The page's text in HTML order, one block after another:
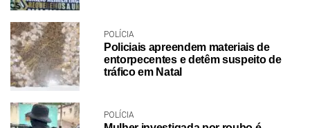
POLÍCIA
Policiais apreendem materiais de
entorpecentes e detêm suspeito de
tráfico em Natal
POLÍCIA